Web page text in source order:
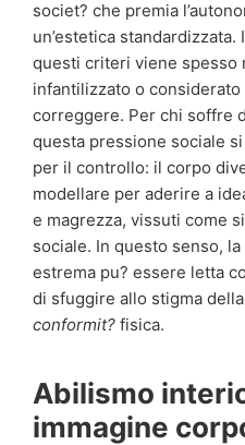
societ? che premia
un’estetica
questi criteri viene spesso
infantilizzato o considerato
correggere. Per chi soffre
questa pressione sociale
per il controllo: il corpo
modellare per aderire a
e magrezza, vissuti come
sociale. In questo senso,
estrema pu? essere letta
di sfuggire allo stigma
conformit? fisica.
Abilismo
immagine